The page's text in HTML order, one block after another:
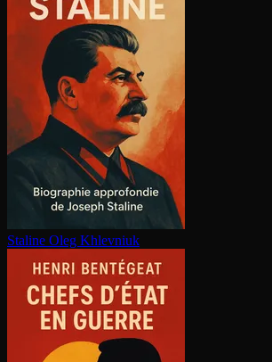
Staline Oleg Khlevniuk